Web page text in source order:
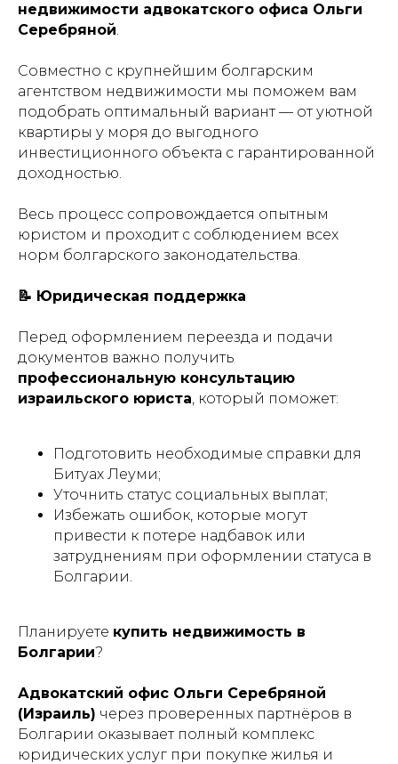
недвижимости адвокатского офиса Ольги
Серебряной.
Совместно с крупнейшим болгарским
агентством недвижимости мы поможем вам
подобрать оптимальный вариант — от уютной
квартиры у моря до выгодного
инвестиционного объекта с гарантированной
доходностью.
Весь процесс сопровождается опытным
юристом и проходит с соблюдением всех
норм болгарского законодательства.
📝 Юридическая поддержка
Перед оформлением переезда и подачи
документов важно получить
профессиональную консультацию
израильского юриста, который поможет:
Подготовить необходимые справки для
Битуах Леуми;
Уточнить статус социальных выплат;
Избежать ошибок, которые могут
привести к потере надбавок или
затруднениям при оформлении статуса в
Болгарии.
Планируете купить недвижимость в
Болгарии?
Адвокатский офис Ольги Серебряной
(Израиль) через проверенных партнёров в
Болгарии оказывает полный комплекс
юридических услуг при покупке жилья и